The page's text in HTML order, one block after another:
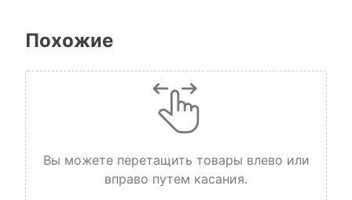
Похожие
Вы можете перетащить товары влево или
вправо путем касания.